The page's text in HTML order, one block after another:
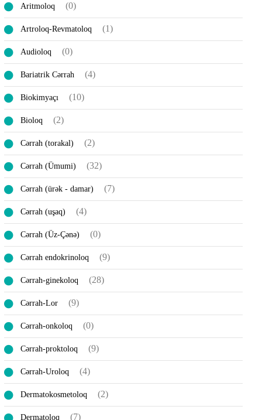
Aritmoloq (0)
Artroloq-Revmatoloq (1)
Audioloq (0)
Bariatrik Cərrah (4)
Biokimyaçı (10)
Bioloq (2)
Cərrah (torakal) (2)
Cərrah (Ümumi) (32)
Cərrah (ürək - damar) (7)
Cərrah (uşaq) (4)
Cərrah (Üz-Çənə) (0)
Cərrah endokrinoloq (9)
Cərrah-ginekoloq (28)
Cərrah-Lor (9)
Cərrah-onkoloq (0)
Cərrah-proktoloq (9)
Cərrah-Uroloq (4)
Dermatokosmetoloq (2)
Dermatoloq (7)